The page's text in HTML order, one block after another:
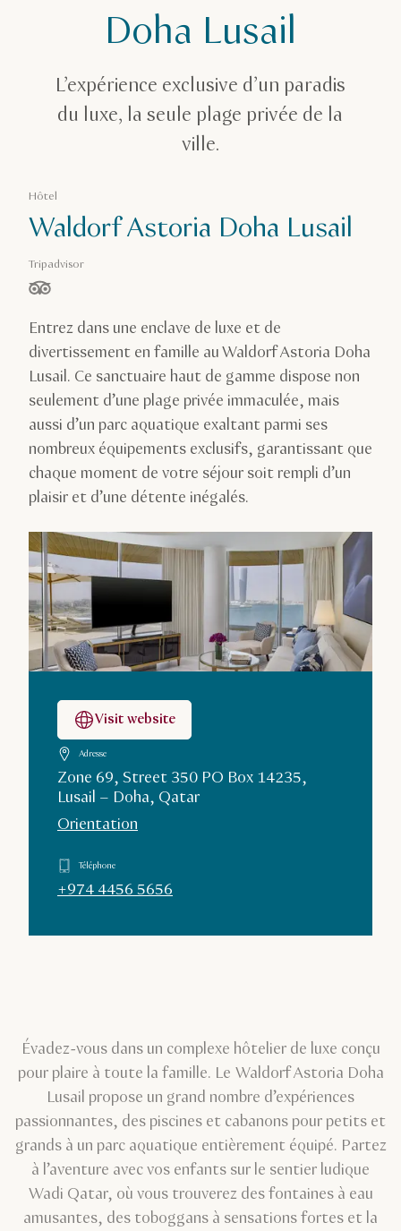
Waldorf Astoria LusailDoha Lusail
L’expérience exclusive d’un paradis
du luxe, la seule plage privée de la
ville.
Hôtel
Waldorf Astoria Doha Lusail
Tripadvisor
étoiles sur 5, basé sur
Entrez dans une enclave de luxe et de
divertissement en famille au Waldorf Astoria Doha
Lusail. Ce sanctuaire haut de gamme dispose non
seulement d’une plage privée immaculée, mais
aussi d’un parc aquatique exaltant parmi ses
nombreux équipements exclusifs, garantissant que
chaque moment de votre séjour soit rempli d’un
plaisir et d’une détente inégalés.
Visit website
Adresse
Zone 69, Street 350 PO Box 14235,
Lusail – Doha, Qatar
Orientation
Téléphone
+974 4456 5656
Évadez-vous dans un complexe hôtelier de luxe conçu
pour plaire à toute la famille. Le Waldorf Astoria Doha
Lusail propose un grand nombre d’expériences
passionnantes, des piscines et cabanons pour petits et
grands à un parc aquatique entièrement équipé. Partez
à l’aventure avec vos enfants sur le sentier ludique
Wadi Qatar, où vous trouverez des fontaines à eau
amusantes, des toboggans à sensations fortes et la